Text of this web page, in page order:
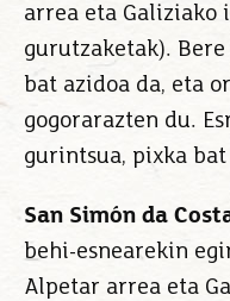
arrea eta Galiziako
gurutzaketak).
bat azidoa da, eta
gogorarazten du.
gurintsua, pixka
San Simón da
behi-esnearekin
Alpetar arrea eta